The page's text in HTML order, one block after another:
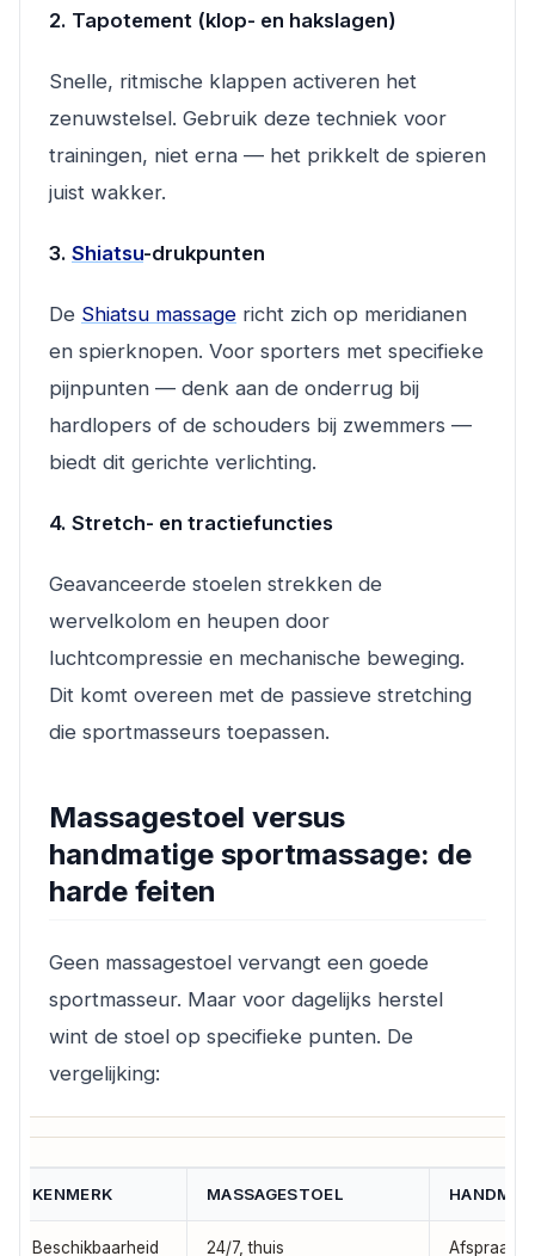
2. Tapotement (klop- en hakslagen)
Snelle, ritmische klappen activeren het
zenuwstelsel. Gebruik deze techniek voor
trainingen, niet erna — het prikkelt de spieren
juist wakker.
3. Shiatsu-drukpunten
De Shiatsu massage richt zich op meridianen
en spierknopen. Voor sporters met specifieke
pijnpunten — denk aan de onderrug bij
hardlopers of de schouders bij zwemmers —
biedt dit gerichte verlichting.
4. Stretch- en tractiefuncties
Geavanceerde stoelen strekken de
wervelkolom en heupen door
luchtcompressie en mechanische beweging.
Dit komt overeen met de passieve stretching
die sportmasseurs toepassen.
Massagestoel versus
handmatige sportmassage: de
harde feiten
Geen massagestoel vervangt een goede
sportmasseur. Maar voor dagelijks herstel
wint de stoel op specifieke punten. De
vergelijking:
KENMERK MASSAGESTOEL
Beschikbaarheid 24/7, thuis